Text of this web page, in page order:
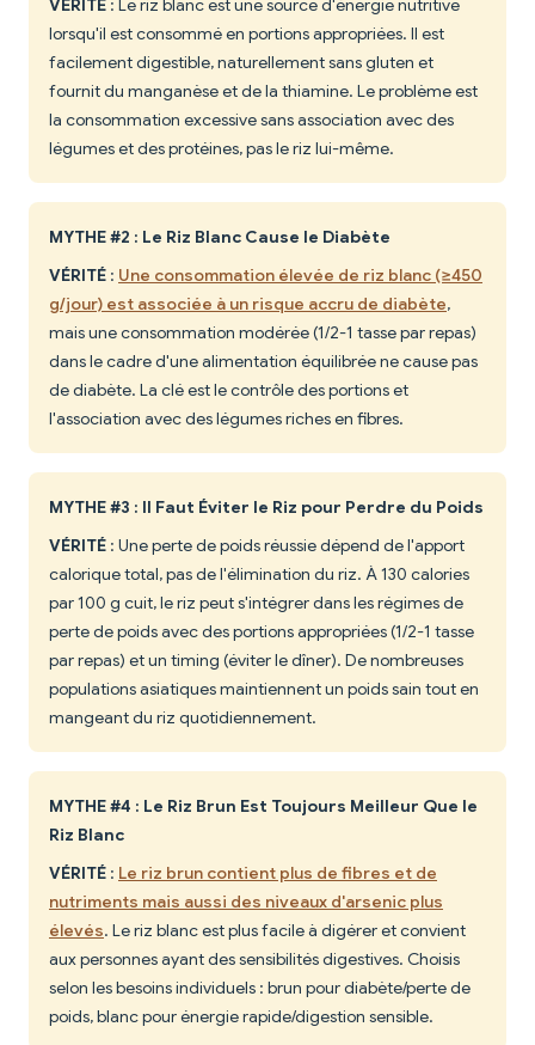
VÉRITÉ : Le riz blanc est une source d'énergie nutritive
lorsqu'il est consommé en portions appropriées. Il est
facilement digestible, naturellement sans gluten et
fournit du manganèse et de la thiamine. Le problème est
la consommation excessive sans association avec des
légumes et des protéines, pas le riz lui-même.
MYTHE #2 : Le Riz Blanc Cause le Diabète
VÉRITÉ : Une consommation élevée de riz blanc (≥450
g/jour) est associée à un risque accru de diabète,
mais une consommation modérée (1/2-1 tasse par repas)
dans le cadre d'une alimentation équilibrée ne cause pas
de diabète. La clé est le contrôle des portions et
l'association avec des légumes riches en fibres.
MYTHE #3 : Il Faut Éviter le Riz pour Perdre du Poids
VÉRITÉ : Une perte de poids réussie dépend de l'apport
calorique total, pas de l'élimination du riz. À 130 calories
par 100 g cuit, le riz peut s'intégrer dans les régimes de
perte de poids avec des portions appropriées (1/2-1 tasse
par repas) et un timing (éviter le dîner). De nombreuses
populations asiatiques maintiennent un poids sain tout en
mangeant du riz quotidiennement.
MYTHE #4 : Le Riz Brun Est Toujours Meilleur Que le
Riz Blanc
VÉRITÉ : Le riz brun contient plus de fibres et de
nutriments mais aussi des niveaux d'arsenic plus
élevés. Le riz blanc est plus facile à digérer et convient
aux personnes ayant des sensibilités digestives. Choisis
selon les besoins individuels : brun pour diabète/perte de
poids, blanc pour énergie rapide/digestion sensible.